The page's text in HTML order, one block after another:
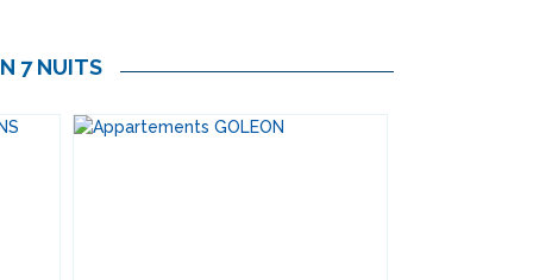
7 NUITS